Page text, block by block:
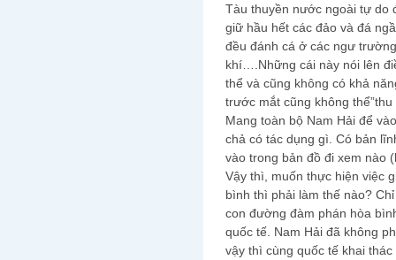
Tàu thuyền nước ngoài tự do
giữ hầu hết các đảo và đá
đều đánh cá ở các ngư
khí….Những cái này nói lên
thể và cũng không có khả
trước mắt cũng không thể”thu
Mang toàn bộ Nam Hải để
chả có tác dụng gì. Có bản
vào trong bản đồ đi xem nào
Vậy thì, muốn thực hiện việc
bình thì phải làm thế nào?
con đường đàm phán hòa
quốc tế. Nam Hải đã không
vậy thì cùng quốc tế khai